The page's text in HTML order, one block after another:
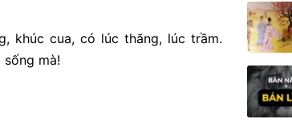
khúc cua, có lúc thăng, lúc trầm.
mà!